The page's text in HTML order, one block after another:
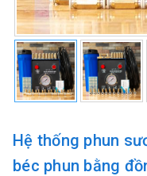
Hệ thống phun
béc phun bằng